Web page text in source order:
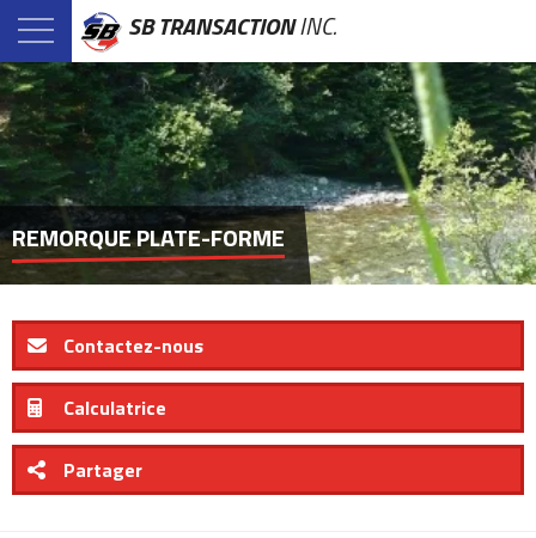
SB TRANSACTIONINC.
REMORQUE PLATE-FORME
Contactez-nous
Calculatrice
Partager